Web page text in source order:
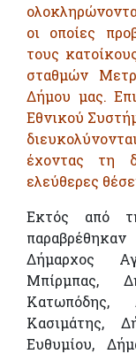
οι οποίες
τους
σταθμών
Δήμου μας.
Εθνικού
έχοντας τη
ελεύθερες
Εκτός από
Δήμαρχος
Μπίρμπας,
Κατωπόδης,
Κασιμάτης,
Ευθυμίου,